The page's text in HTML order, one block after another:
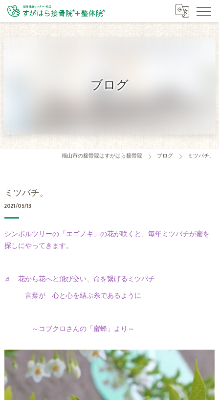
ブログ
福山市の接骨院はすがはら接骨院 ブログ ミツバチ。
ミツバチ。
2021/05/13
シンボルツリーの「エゴノキ」の花が咲くと、毎年ミツバチが蜜を
探しにやってきます。
♬ 花から花へと飛び交い、命を繋げるミツバチ
言葉が 心と心を結ぶ糸であるように
～コブクロさんの「蜜蜂」より～